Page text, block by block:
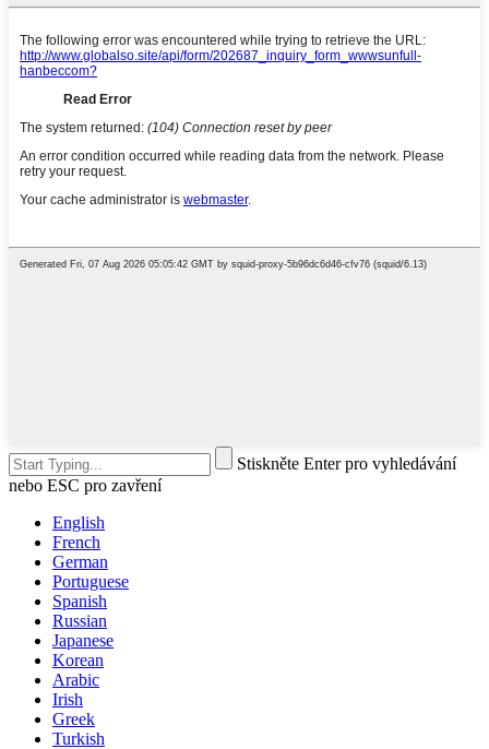
Stiskněte Enter pro vyhledávání
nebo ESC pro zavření
English
French
German
Portuguese
Spanish
Russian
Japanese
Korean
Arabic
Irish
Greek
Turkish